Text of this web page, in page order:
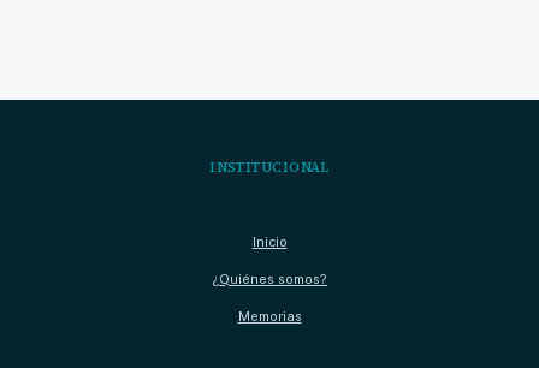
INSTITUCIONAL
Inicio
¿Quiénes somos?
Memorias